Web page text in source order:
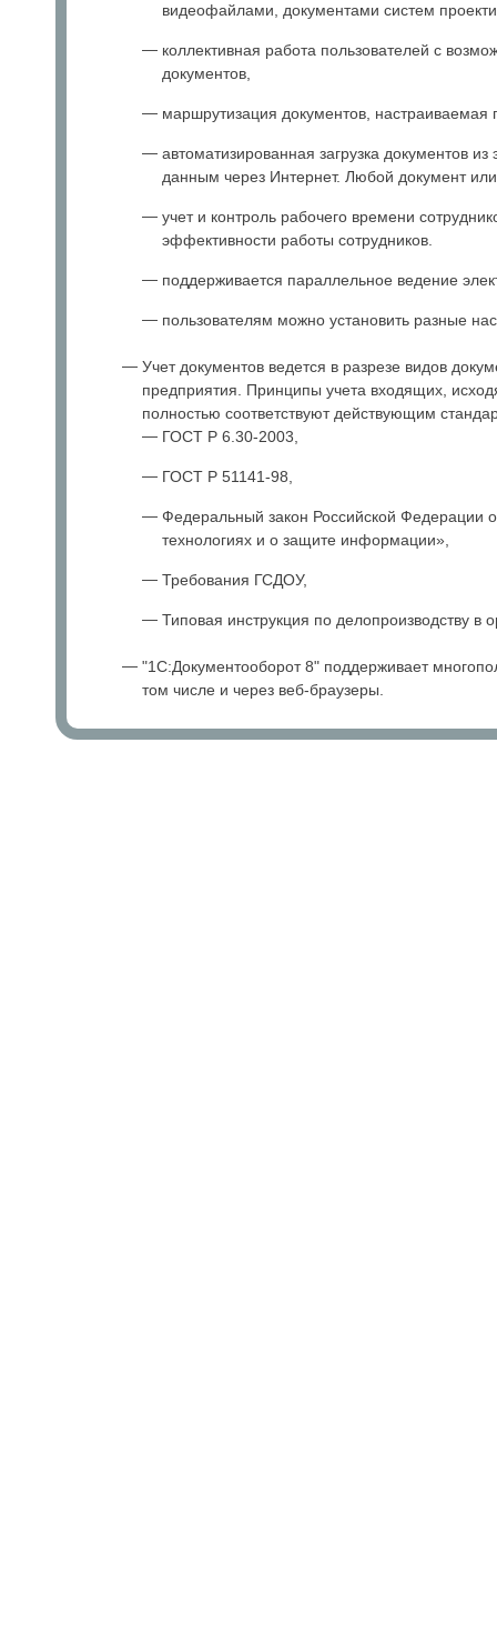
видеофайлами, документами систем
коллективная работа пользователей с
документов,
маршрутизация документов, настраиваемая
автоматизированная загрузка документов
данным через Интернет. Любой документ
учет и контроль рабочего времени
эффективности работы сотрудников.
поддерживается параллельное ведение
пользователям можно установить разные
Учет документов ведется в разрезе видов
предприятия. Принципы учета входящих,
полностью соответствуют действующим
ГОСТ Р 6.30-2003,
ГОСТ Р 51141-98,
Федеральный закон Российской
технологиях и о защите информации»,
Требования ГСДОУ,
Типовая инструкция по делопроизводству в
"1С:Документооборот 8" поддерживает
том числе и через веб-браузеры.